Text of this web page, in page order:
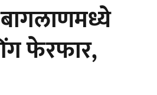
फेरफार,